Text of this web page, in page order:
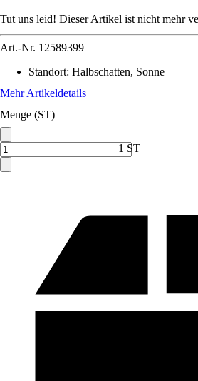
Tut uns leid! Dieser Artikel ist nicht mehr
Art.-Nr. 12589399
Standort: Halbschatten, Sonne
Mehr Artikeldetails
Menge (ST)
1 ST